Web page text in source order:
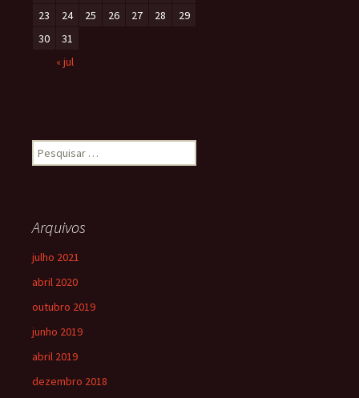
23
24 25 26 27 28
29
30
31
« jul
Arquivos
julho 2021
abril 2020
outubro 2019
junho 2019
abril 2019
dezembro 2018